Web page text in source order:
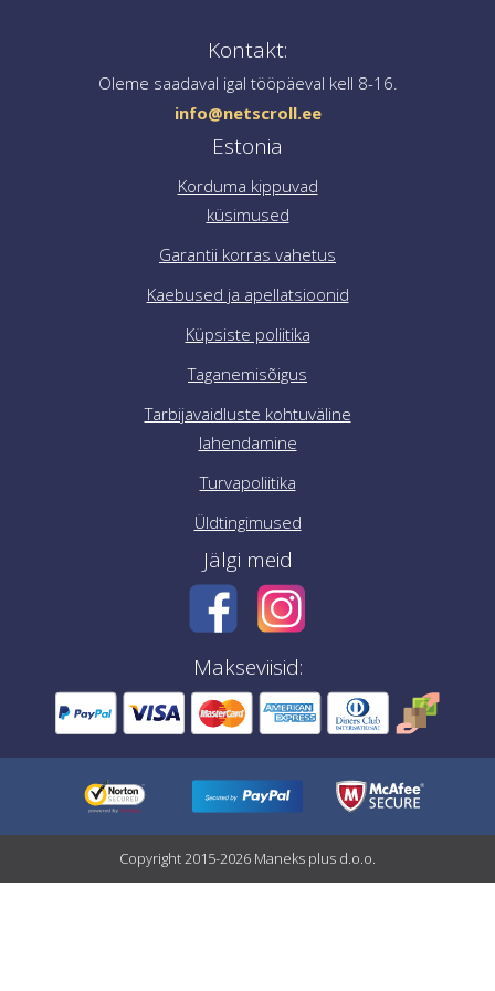
Kontakt:
Oleme saadaval igal tööpäeval kell 8-16.
info@netscroll.ee
Estonia
Korduma kippuvad
küsimused
Garantii korras vahetus
Kaebused ja apellatsioonid
Küpsiste poliitika
Taganemisõigus
Tarbijavaidluste kohtuväline
lahendamine
Turvapoliitika
Üldtingimused
Jälgi meid
Makseviisid:
Copyright 2015-2026 Maneks plus d.o.o.